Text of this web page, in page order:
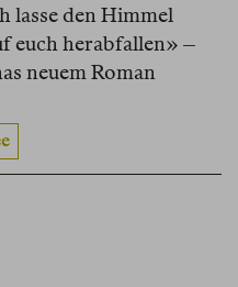
lasse den Himmel
euch herabfallen» –
neuem Roman